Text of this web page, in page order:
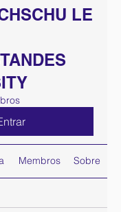
LE
Membros Sobre